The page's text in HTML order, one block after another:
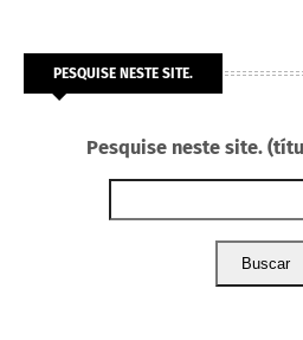
PESQUISE NESTE SITE.
Pesquise neste site.
Buscar